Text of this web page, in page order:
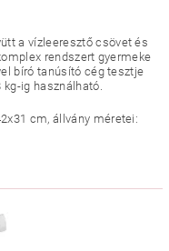
a vízleeresztő csövet és
rendszert gyermeke
bíró tanúsító cég tesztje
kg-ig használható.
cm, állvány méretei: